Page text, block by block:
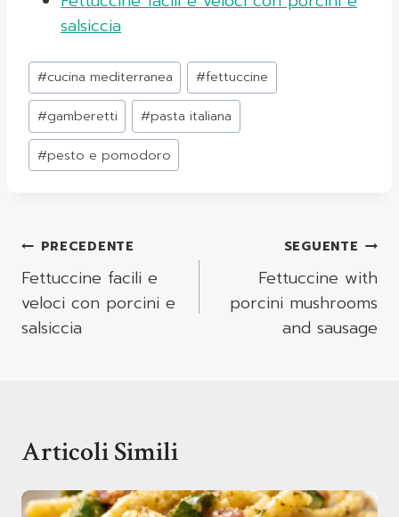
salsiccia
Tag
articolo:
#cucina mediterranea #fettuccine
#gamberetti #pasta italiana
#pesto e pomodoro
Navigazione
Articoli
PRECEDENTE
Fettuccine facili e
veloci con porcini e
salsiccia
SEGUENTE
Fettuccine with
porcini mushrooms
and sausage
Articoli Simili